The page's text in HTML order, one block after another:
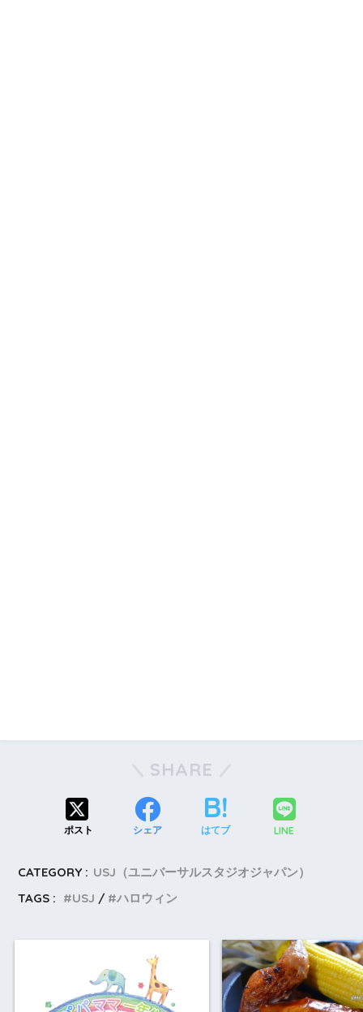
SHARE
ポスト シェア はてブ LINE
CATEGORY : USJ（ユニバーサルスタジオジャパン）
TAGS :
USJ ハロウィン